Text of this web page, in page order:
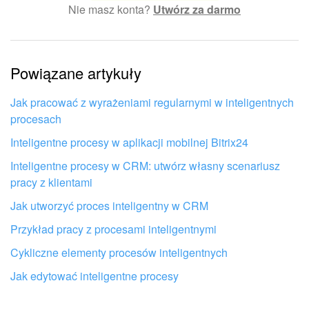
Skomplikowany i niezrozumiały tekst
Informacje są nieaktualne
Artykuł jest za krótki. Potrzebuję więcej informacji
Nie podoba mi się sposób działania tego narzędzia
Nie masz konta? Utwórz za darmo
Powiązane artykuły
Jak pracować z wyrażeniami regularnymi w inteligentnych
procesach
Inteligentne procesy w aplikacji mobilnej Bitrix24
Inteligentne procesy w CRM: utwórz własny scenariusz
pracy z klientami
Jak utworzyć proces inteligentny w CRM
Przykład pracy z procesami inteligentnymi
Cykliczne elementy procesów inteligentnych
Jak edytować inteligentne procesy